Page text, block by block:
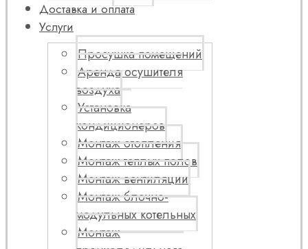
Доставка и оплата
Услуги
Просушка помещений
Аренда осушителя
воздуха
Установка
кондиционеров
Монтаж отопления
Монтаж теплых полов
Монтаж вентиляции
Монтаж блочно-
модульных котельных
Монтаж